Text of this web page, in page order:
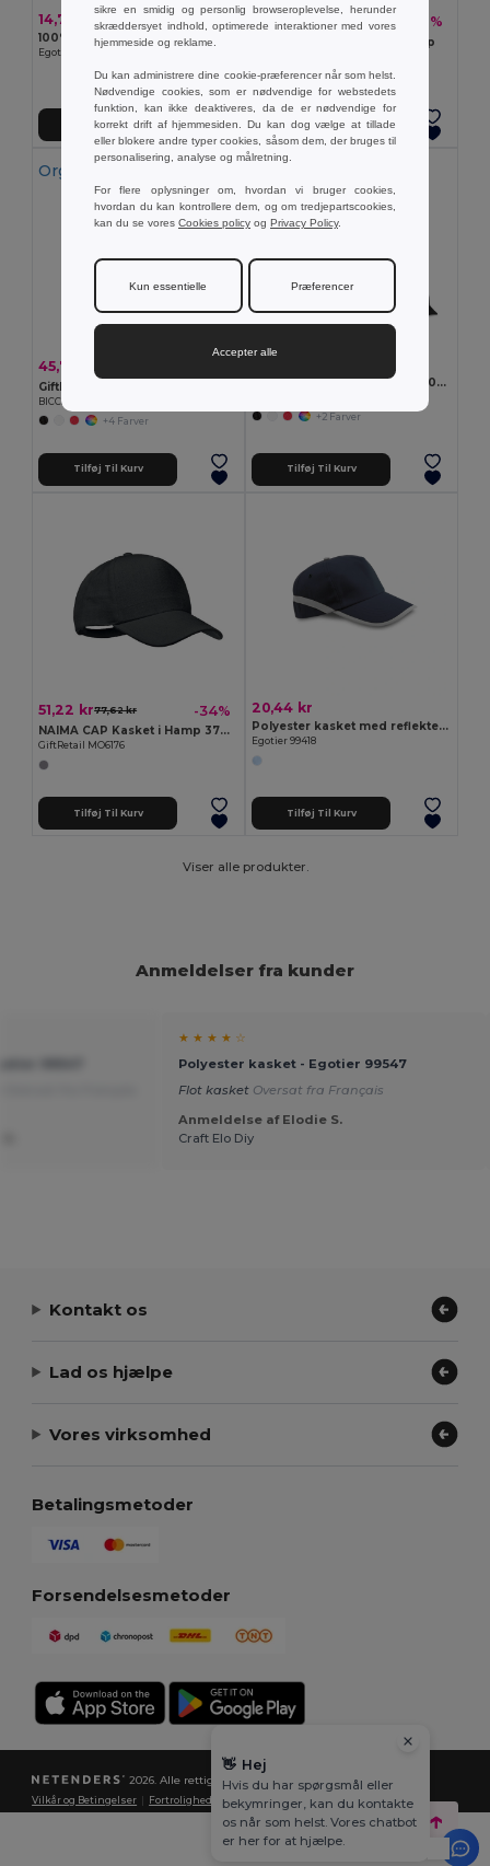
14,77 kr
100% bomuld Cap
Egotier 99410
Tilføj Til Kurv
10,91 kr11,64 kr -6%
100% polyester sandwich cap
Tilføj Til Kurv
Organic Cotton
45,76 kr
GiftRetail MO6432
+4 Farver
Tilføj Til Kurv
Genvundet polyester cap (100% rPET)
+2 Farver
Tilføj Til Kurv
51,22 kr77,62 kr -34%
NAIMA CAP Kasket i Hamp 370 gr/m²
GiftRetail MO6176
Tilføj Til Kurv
20,44 kr
Polyester kasket med reflekterende elementer
Egotier 99418
Tilføj Til Kurv
Viser alle produkter.
Anmeldelser fra kunder
★ ★ ★ ★ ☆
Polyester kasket - Egotier 99547
Flot kasket Oversat fra Français
Anmeldelse af Elodie S.
Craft Elo Diy
Kontakt os
Lad os hjælpe
Vores virksomhed
Betalingsmetoder
Forsendelsesmetoder
2026. Alle rettigheder forbeholdes
Vilkår og Betingelser Fortrolighedspolitik| Politik for cookies| Sitemap
sikre en smidig og personlig browseroplevelse, herunder
skræddersyet indhold, optimerede interaktioner med vores
hjemmeside og reklame.
Du kan administrere dine cookie-præferencer når som helst.
Nødvendige cookies, som er nødvendige for webstedets
funktion, kan ikke deaktiveres, da de er nødvendige for
korrekt drift af hjemmesiden. Du kan dog vælge at tillade
eller blokere andre typer cookies, såsom dem, der bruges til
personalisering, analyse og målretning.
For flere oplysninger om, hvordan vi bruger cookies,
hvordan du kan kontrollere dem, og om tredjepartscookies,
kan du se vores Cookies policy og Privacy Policy.
Kun essentielle Præferencer
Accepter alle
👋 Hej
Hvis du har spørgsmål eller
bekymringer, kan du kontakte
os når som helst. Vores chatbot
er her for at hjælpe.